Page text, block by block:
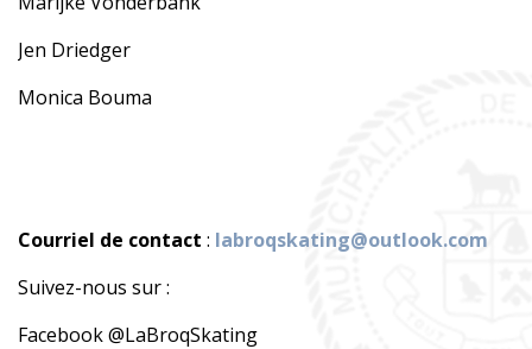
Jen Driedger
Monica Bouma
Courriel de contact : labroqskating@outlook.com
Suivez-nous sur :
Facebook @LaBroqSkating